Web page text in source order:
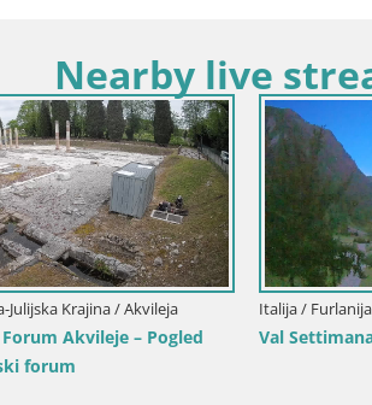
Nearby live
Italija / Furlanija-Julijska Krajina / Gorica
Web kamera park Coronini Cronberg –
Gorica